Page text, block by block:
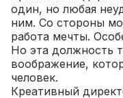
один, но любая
ним. Со стороны
работа мечты.
Но эта должность
воображение,
человек.
Креативный